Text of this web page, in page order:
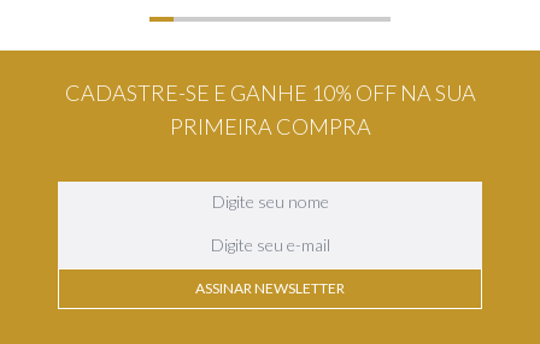
CADASTRE-SE E GANHE 10% OFF NA SUA
PRIMEIRA COMPRA
ASSINAR NEWSLETTER